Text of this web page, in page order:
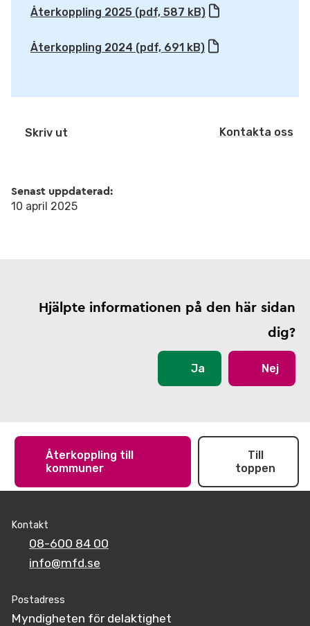
Återkoppling 2025 (pdf, 587 kB)
Återkoppling 2024 (pdf, 691 kB)
Skriv ut Kontakta oss
Senast uppdaterad:
10 april 2025
Hjälpte informationen på den här sidan
dig?
Ja Nej
Återkoppling till
kommuner
Till
toppen
Kontakt
08-600 84 00
info@mfd.se
Postadress
Myndigheten för delaktighet